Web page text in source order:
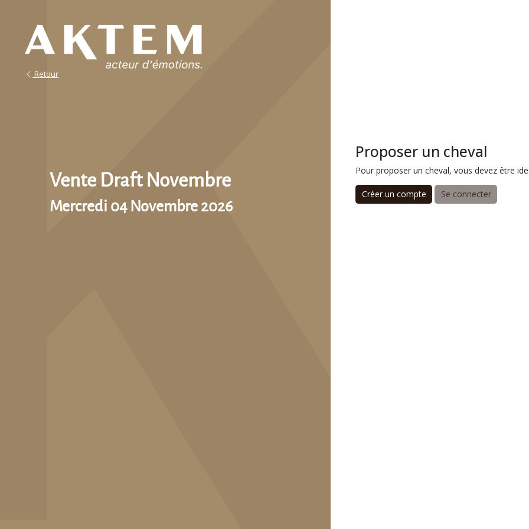
Retour
Vente Draft Novembre
Mercredi 04 Novembre 2026
Proposer un cheval
Pour proposer un cheval, vous devez être
Créer un compte Se connecter